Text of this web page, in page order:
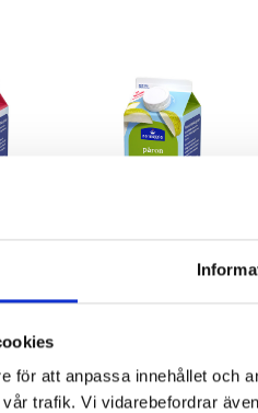
för att anpassa innehållet och
trafik. Vi vidarebefordrar